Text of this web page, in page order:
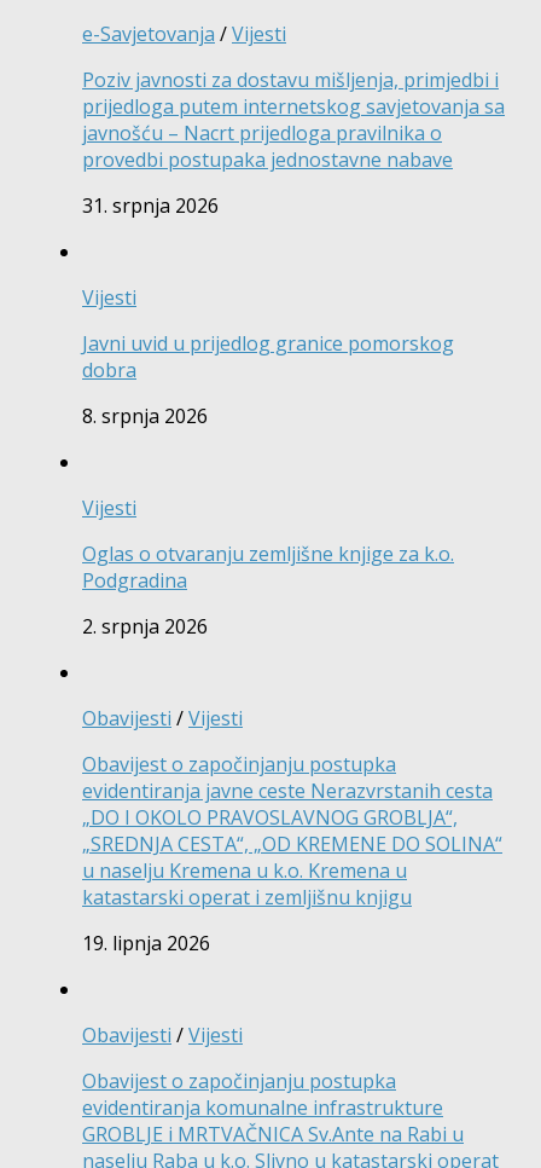
e-Savjetovanja /Vijesti
Poziv javnosti za dostavu mišljenja, primjedbi i
prijedloga putem internetskog savjetovanja sa
javnošću – Nacrt prijedloga pravilnika o
provedbi postupaka jednostavne nabave
31. srpnja 2026
Vijesti
Javni uvid u prijedlog granice pomorskog
dobra
8. srpnja 2026
Vijesti
Oglas o otvaranju zemljišne knjige za k.o.
Podgradina
2. srpnja 2026
Obavijesti /Vijesti
Obavijest o započinjanju postupka
evidentiranja javne ceste Nerazvrstanih cesta
„DO I OKOLO PRAVOSLAVNOG GROBLJA“,
„SREDNJA CESTA“, „OD KREMENE DO SOLINA“
u naselju Kremena u k.o. Kremena u
katastarski operat i zemljišnu knjigu
19. lipnja 2026
Obavijesti /Vijesti
Obavijest o započinjanju postupka
evidentiranja komunalne infrastrukture
GROBLJE i MRTVAČNICA Sv.Ante na Rabi u
naselju Raba u k.o. Slivno u katastarski operat